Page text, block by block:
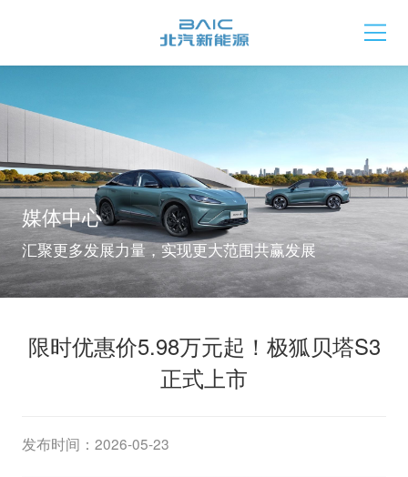
媒体中心
汇聚更多发展力量，实现更大范围共赢发展
限时优惠价5.98万元起！极狐贝塔S3
正式上市
发布时间：2026-05-23